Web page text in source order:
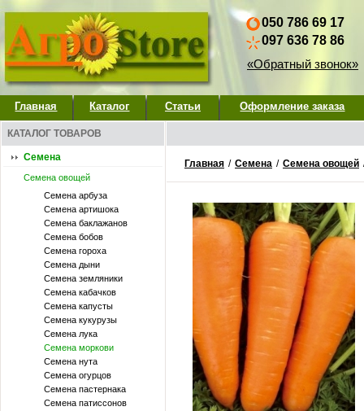
050 786 69 17
097 636 78 86
«Обратный звонок»
Главная Каталог Статьи Оформление заказа
КАТАЛОГ ТОВАРОВ
Семена
Семена овощей
Семена арбуза
Семена артишока
Семена баклажанов
Семена бобов
Семена гороха
Семена дыни
Семена земляники
Семена кабачков
Семена капусты
Семена кукурузы
Семена лука
Семена моркови
Семена нута
Семена огурцов
Семена пастернака
Семена патиссонов
Главная / Семена / Семена овощей